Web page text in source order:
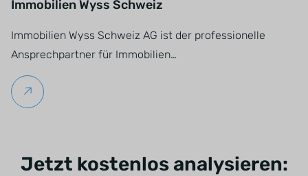
Immobilien Wyss Schweiz
Immobilien Wyss Schweiz AG ist der professionelle
Ansprechpartner für Immobilien…
Weiterlesen
Jetzt kostenlos analysieren: